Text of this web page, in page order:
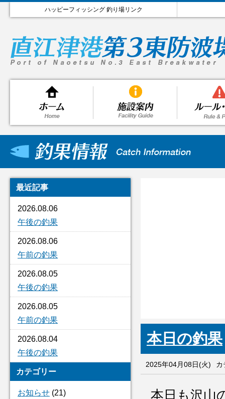
ハッピーフィッシング 釣り場リンク
最近記事
2026.08.06
午後の釣果
2026.08.06
午前の釣果
2026.08.05
午後の釣果
2026.08.05
午前の釣果
2026.08.04
午後の釣果
カテゴリー
お知らせ (21)
本日の釣果
2025年04月08日(火) カ
本日も沢山